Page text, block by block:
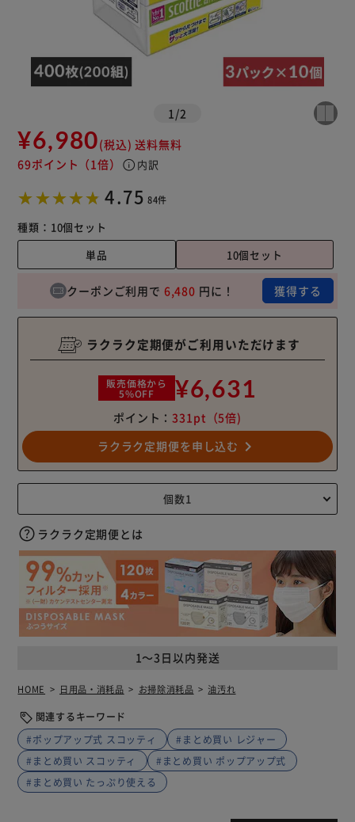
1 /2
¥6,980(税込) 送料無料
69ポイント （1倍） info 内訳
4.75 84件
種類： 10個セット
単品
10個セット
1～3日以内発送
クーポンご利用で 6,480 円に！ 獲得する
ラクラク定期便がご利用いただけます
販売価格から
5%OFF ¥6,631
ポイント： 331pt （5倍)
ラクラク定期便を申し込む navigate_next
ラクラク定期便とは
HOME 日用品・消耗品 お掃除消耗品 油汚れ
関連するキーワード
#ポップアップ式 スコッティ
#まとめ買い レジャー
#まとめ買い スコッティ
#まとめ買い ポップアップ式
#まとめ買い たっぷり使える